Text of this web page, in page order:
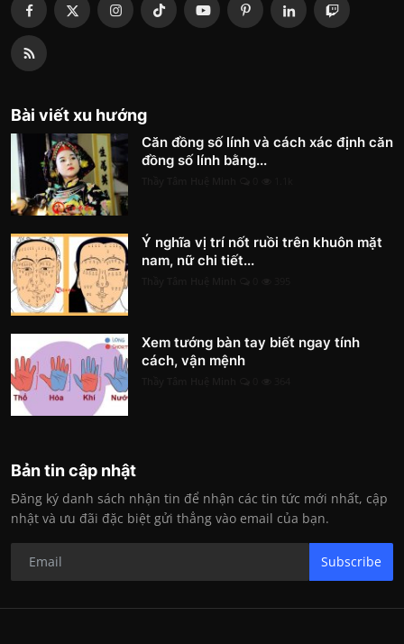
Bài viết xu hướng
Căn đồng số lính và cách xác định căn
đồng số lính bằng...
Ý nghĩa vị trí nốt ruồi trên khuôn mặt
nam, nữ chi tiết...
Xem tướng bàn tay biết ngay tính
cách, vận mệnh
Bản tin cập nhật
Đăng ký danh sách nhận tin để nhận các tin tức mới nhất, cập
nhật và ưu đãi đặc biệt gửi thẳng vào email của bạn.
Subscribe